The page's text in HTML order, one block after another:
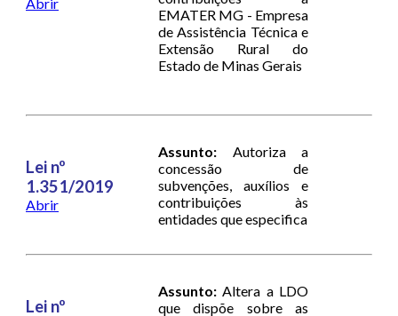
EMATER MG - Empresa
de Assistência Técnica e
Extensão Rural do
Estado de Minas Gerais
Lei nº
1.351/2019
Abrir
Assunto: Autoriza a
concessão de
subvenções, auxílios e
contribuições às
entidades que especifica
Lei nº
Assunto: Altera a LDO
que dispõe sobre as